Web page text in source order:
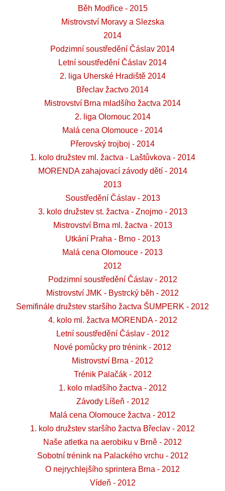
Běh Modřice - 2015
Mistrovství Moravy a Slezska
2014
Podzimní soustředění Čáslav 2014
Letní soustředění Čáslav 2014
2. liga Uherské Hradiště 2014
Břeclav žactvo 2014
Mistrovství Brna mladšího žactva 2014
2. liga Olomouc 2014
Malá cena Olomouce - 2014
Přerovský trojboj - 2014
1. kolo družstev ml. žactva - Laštůvkova - 2014
MORENDA zahajovací závody dětí - 2014
2013
Soustředění Čáslav - 2013
3. kolo družstev st. žactva - Znojmo - 2013
Mistrovství Brna ml. žactva - 2013
Utkání Praha - Brno - 2013
Malá cena Olomouce - 2013
2012
Podzimní soustředění Čáslav - 2012
Mistrovství JMK - Bystrcký běh - 2012
Semifinále družstev staršího žactva ŠUMPERK - 2012
4. kolo ml. žactva MORENDA - 2012
Letní soustředění Čáslav - 2012
Nové pomůcky pro trénink - 2012
Mistrovství Brna - 2012
Trénik Palačák - 2012
1. kolo mladšího žactva - 2012
Závody Líšeň - 2012
Malá cena Olomouce žactva - 2012
1. kolo družstev staršího žactva Břeclav - 2012
Naše atletka na aerobiku v Brně - 2012
Sobotní trénink na Palackého vrchu - 2012
O nejrychlejšího sprintera Brna - 2012
Vídeň - 2012